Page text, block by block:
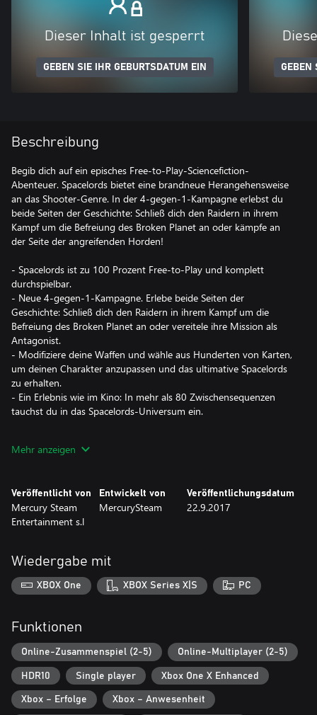
Dieser Inhalt ist gesperrt
GEBEN SIE IHR GEBURTSDATUM EIN GEBEN
Beschreibung
Begib dich auf ein episches Free-to-Play-Sciencefiction-
Abenteuer. Spacelords bietet eine brandneue Herangehensweise
an das Shooter-Genre. In der 4-gegen-1-Kampagne erlebst du
beide Seiten der Geschichte: Schließ dich den Raidern in ihrem
Kampf um die Befreiung des Broken Planet an oder kämpfe an
der Seite der angreifenden Horden!
- Spacelords ist zu 100 Prozent Free-to-Play und komplett
durchspielbar.
- Neue 4-gegen-1-Kampagne. Erlebe beide Seiten der
Geschichte: Schließ dich den Raidern in ihrem Kampf um die
Befreiung des Broken Planet an oder vereitele ihre Mission als
Antagonist.
- Modifiziere deine Waffen und wähle aus Hunderten von Karten,
um deinen Charakter anzupassen und das ultimative Spacelords
zu erhalten.
- Ein Erlebnis wie im Kino: In mehr als 80 Zwischensequenzen
tauchst du in das Spacelords-Universum ein.
• 17 auswählbare Charaktere.
• Mehr als 500 Charakterkarten.
Mehr anzeigen
Veröffentlicht von
Mercury Steam
Entertainment s.l
Entwickelt von
MercurySteam
Veröffentlichungsdatum
22.9.2017
Wiedergabe mit
XBOX One XBOX Series X|S PC
Funktionen
Online-Zusammenspiel (2-5) Online-Multiplayer (2-5)
HDR10 Single player Xbox One X Enhanced
Xbox – Erfolge Xbox – Anwesenheit